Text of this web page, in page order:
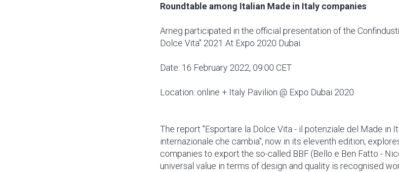
Roundtable among Italian Made in Italy companies
Arneg participated in the official presentation of the
Dolce Vita" 2021 At Expo 2020 Dubai.
Date: 16 February 2022, 09:00 CET
Location: online + Italy Pavilion @ Expo Dubai 2020
The report "Esportare la Dolce Vita - il potenziale del Made in
internazionale che cambia", now in its eleventh edition,
companies to export the so-called BBF (Bello e Ben Fatto -
universal value in terms of design and quality is recognised